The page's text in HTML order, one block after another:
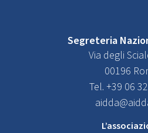
Segreteria
Via degli
00196
Tel. +39 06